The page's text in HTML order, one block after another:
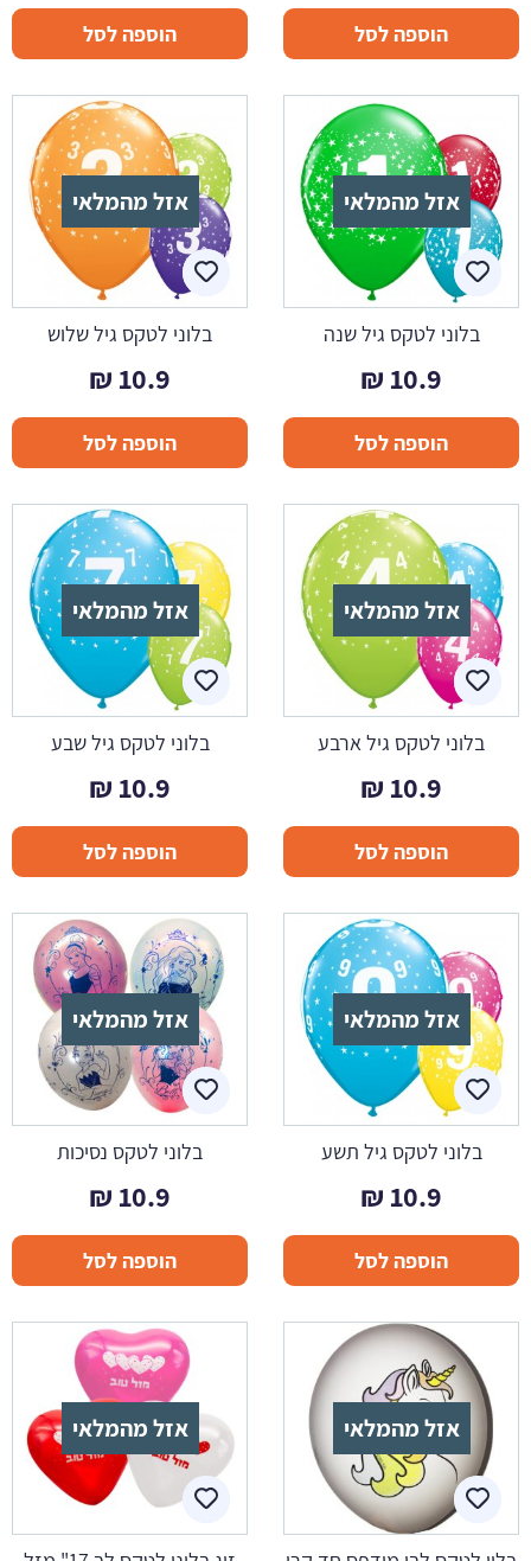
הוספה לסל הוספה לסל
אזל מהמלאי
בלוני לטקס גיל שנה
10.9
₪
הוספה לסל
אזל מהמלאי
בלוני לטקס גיל שלוש
10.9
₪
הוספה לסל
אזל מהמלאי
בלוני לטקס גיל ארבע
10.9
₪
הוספה לסל
אזל מהמלאי
בלוני לטקס גיל שבע
10.9
₪
הוספה לסל
אזל מהמלאי
בלוני לטקס גיל תשע
10.9
₪
הוספה לסל
אזל מהמלאי
בלוני לטקס נסיכות
10.9
₪
הוספה לסל
אזל מהמלאי אזל מהמלאי